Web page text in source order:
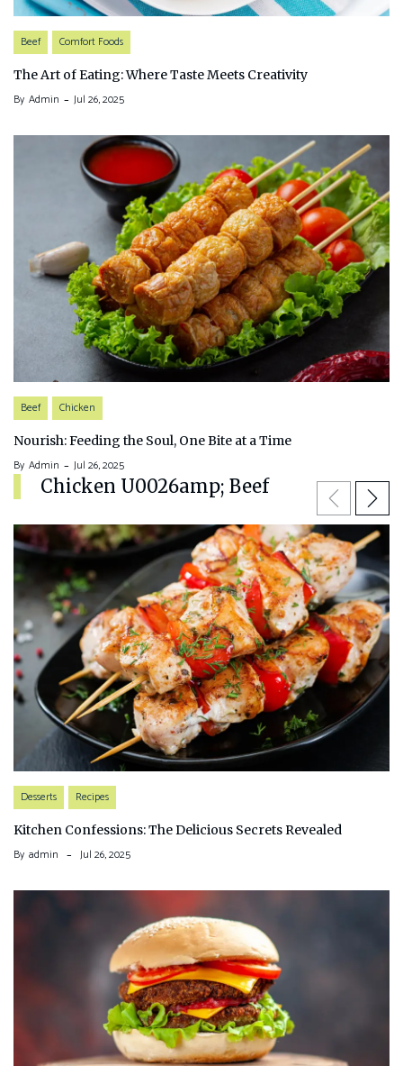
Beef Comfort Foods
The Art of Eating: Where Taste Meets Creativity
By Admin Jul 26, 2025
Beef Chicken
Nourish: Feeding the Soul, One Bite at a Time
By Admin Jul 26, 2025
Chicken U0026amp; Beef PreviousNext
Desserts Recipes
Kitchen Confessions: The Delicious Secrets Revealed
By admin Jul 26, 2025